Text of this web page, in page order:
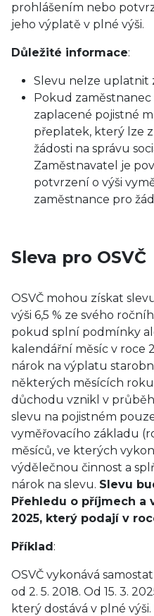
prohlášením nebo
jeho výplatě v plné výši.
Důležité informace:
Slevu nelze uplatnit
Pokud
zaplacené pojistné
přeplatek, který lze
žádosti na správu
Zaměstnavatel je
potvrzení o výši
zaměstnance pro
Sleva pro OSVČ
OSVČ mohou získat
výši 6,5 % ze svého
pokud splní podmínky
kalendářní měsíc v roce
nárok na výplatu
některých měsících
důchodu vznikl v
slevu na pojistném
vyměřovacího základu
měsíců, ve kterých
výdělečnou činnost a
nárok na slevu. Slevu
Přehledu o příjmech a
2025, který podají v
Příklad:
OSVČ vykonává
od 2. 5. 2018. Od 15. 3.
který dostává v plné